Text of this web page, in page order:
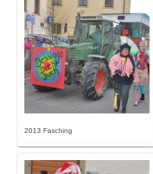
2013 Fasching